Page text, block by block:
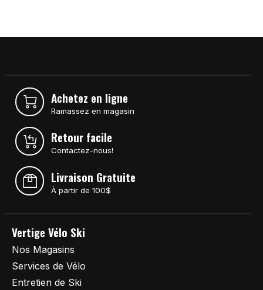
Achetez en ligne
Ramassez en magasin
Retour facile
Contactez-nous!
Livraison Gratuite
À partir de 100$
Vertige Vélo Ski
Nos Magasins
Services de Vélo
Entretien de Ski